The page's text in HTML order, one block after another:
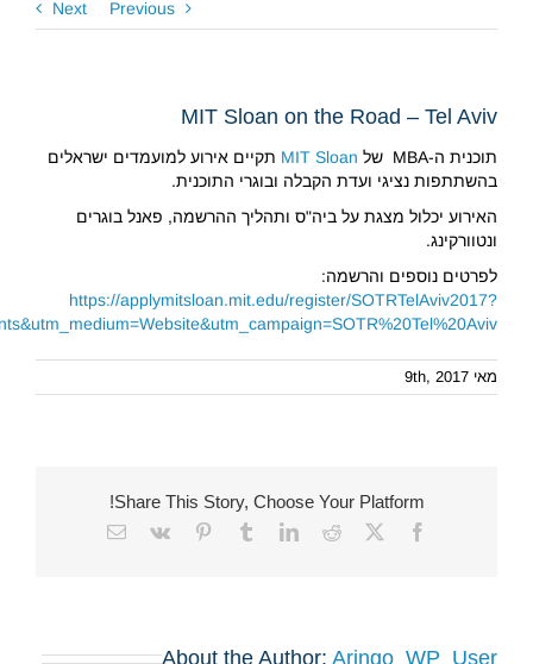
Previous
Next
MIT Sloan on the Road – Tel Aviv
תוכנית ה-MBA של MIT Sloan תקיים אירוע למועמדים ישראלים
בהשתתפות נציגי ועדת הקבלה ובוגרי התוכנית.
האירוע יכלול מצגת על ביה"ס ותהליך ההרשמה, פאנל בוגרים
ונטוורקינג.
לפרטים נוספים והרשמה:
https://applymitsloan.mit.edu/register/SOTRTelAviv2017?
מאי 9th, 2017
Share This Story, Choose Your Platform!
Facebook
X
Reddit
LinkedIn
Tumblr
Pinterest
Vk
Email
About the Author: Aringo_WP_User